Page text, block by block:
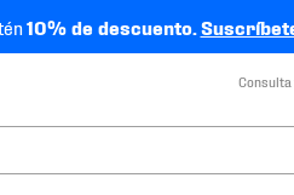
10% de descuento.